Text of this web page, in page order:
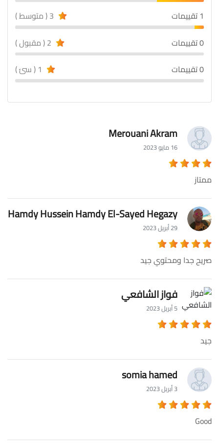
1 تقييمات
0 تقييمات
0 تقييمات
Merouani Akram
16 مايو 2023
ممتاز
Hamdy Hussein Hamdy El-Sayed Hegazy
29 أبريل 2023
صريح جدا ومحتوي جيد
فواز الشافعي
5 أبريل 2023
جيد
somia hamed
3 أبريل 2023
Good